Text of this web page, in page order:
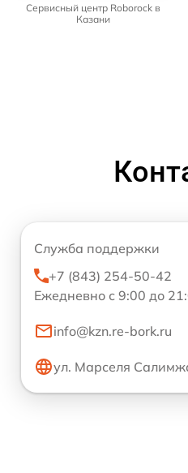
Сервисный центр Roborock в
Казани
Служба поддержки
+7 (843) 254-50-42
Ежедневно с 9:00 до
info@kzn.re-bork.ru
ул. Марселя